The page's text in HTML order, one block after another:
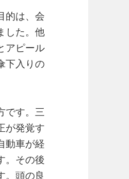
的は、会
した。他
アピール
下入りの
です。三
が発覚す
動車が経
。その後
。頭の良